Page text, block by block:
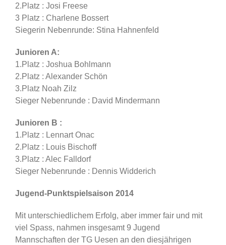
2.Platz : Josi Freese
3 Platz : Charlene Bossert
Siegerin Nebenrunde: Stina Hahnenfeld
Junioren A:
1.Platz : Joshua Bohlmann
2.Platz : Alexander Schön
3.Platz Noah Zilz
Sieger Nebenrunde : David Mindermann
Junioren B :
1.Platz : Lennart Onac
2.Platz : Louis Bischoff
3.Platz : Alec Falldorf
Sieger Nebenrunde : Dennis Widderich
Jugend-Punktspielsaison 2014
Mit unterschiedlichem Erfolg, aber immer fair und mit
viel Spass, nahmen insgesamt 9 Jugend
Mannschaften der TG Uesen an den diesjährigen